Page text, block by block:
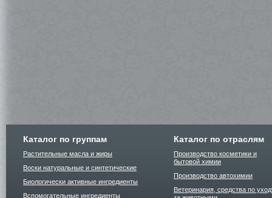
Каталог по группам
Растительные масла и жиры
Воски натуральные и синтетические
Биологически активные ингредиенты
Вспомогательные ингредиенты
Каталог по отраслям
Производство косметики и
бытовой химии
Производство автохимии
Ветеринария, средства по